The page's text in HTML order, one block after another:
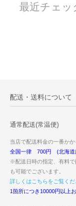
最近チェッ
配送・送料について
通常配送(常温便)
当店で配送料金の一番か
全国一律 700円 (北海道
※配送日時の指定、有料で
も可能でございます。
詳しくはこちらをご覧くだ
1箇所につき10000円以上